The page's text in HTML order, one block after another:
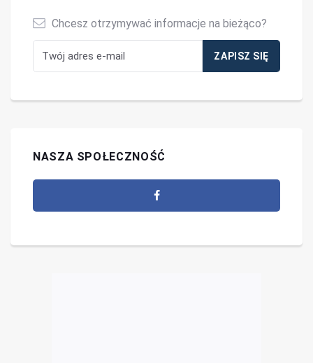
Chcesz otrzymywać informacje na bieżąco?
NASZA SPOŁECZNOŚĆ